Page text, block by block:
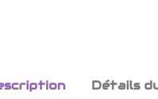
Détails